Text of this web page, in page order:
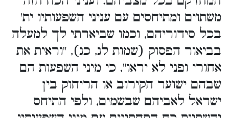
משתוים ומתיחסים עם עניני השפעותיו ית'
בכל סידוריהם, וכמו שביארתי לך למעלה
בביאור הפסוק (שמות לג, כג), "וראית את
אחורי ופני לא יראו", כי מיני השפעות הם
שבהם ישוער הקירוב או הריחוק בין
ישראל לאביהם שבשמים, ולפי התיחס